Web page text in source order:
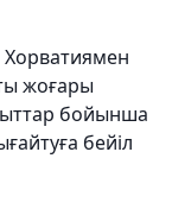
жоғары
бойынша
бейіл